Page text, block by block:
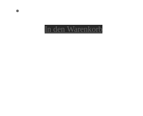
In den Warenkorb